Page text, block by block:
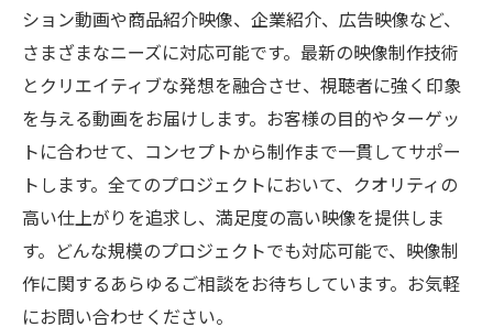
ション動画や商品紹介映像、企業紹介、広告映像など、
さまざまなニーズに対応可能です。最新の映像制作技術
とクリエイティブな発想を融合させ、視聴者に強く印象
を与える動画をお届けします。お客様の目的やターゲッ
トに合わせて、コンセプトから制作まで一貫してサポー
トします。全てのプロジェクトにおいて、クオリティの
高い仕上がりを追求し、満足度の高い映像を提供しま
す。どんな規模のプロジェクトでも対応可能で、映像制
作に関するあらゆるご相談をお待ちしています。お気軽
にお問い合わせください。